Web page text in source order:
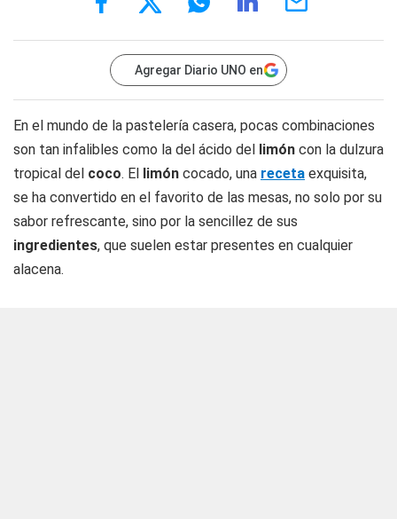
Agregar Diario UNO en
En el mundo de la pastelería casera, pocas combinaciones
son tan infalibles como la del ácido del limón con la dulzura
tropical del coco. El limón cocado, una receta exquisita,
se ha convertido en el favorito de las mesas, no solo por su
sabor refrescante, sino por la sencillez de sus
ingredientes, que suelen estar presentes en cualquier
alacena.